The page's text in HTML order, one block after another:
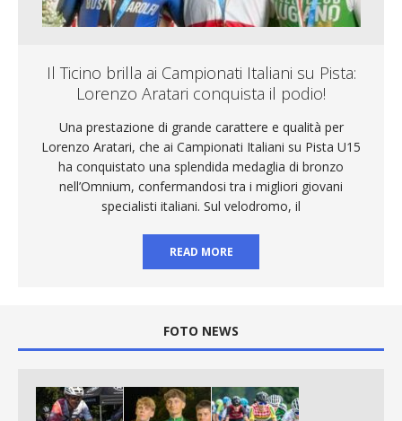
Il Ticino brilla ai Campionati Italiani su Pista:
Lorenzo Aratari conquista il podio!
Una prestazione di grande carattere e qualità per
Lorenzo Aratari, che ai Campionati Italiani su Pista U15
ha conquistato una splendida medaglia di bronzo
nell’Omnium, confermandosi tra i migliori giovani
specialisti italiani. Sul velodromo, il
READ MORE
FOTO NEWS